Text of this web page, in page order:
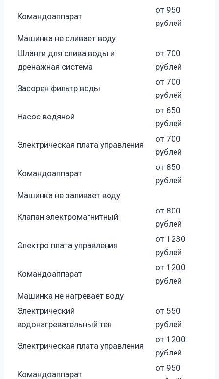
Командоаппарат
от 950
рублей
Машинка не сливает воду
Шланги для слива воды и
дренажная система
от 700
рублей
Засорен фильтр воды
от 700
рублей
Насос водяной
от 650
рублей
Электрическая плата управления
от 700
рублей
Командоаппарат
от 850
рублей
Машинка не заливает воду
Клапан электромагнитный
от 800
рублей
Электро плата управления
от 1230
рублей
Командоаппарат
от 1200
рублей
Машинка не нагревает воду
Электрический
водонагревательный тен
от 550
рублей
Электрическая плата управления
от 1200
рублей
Командоаппарат
от 950